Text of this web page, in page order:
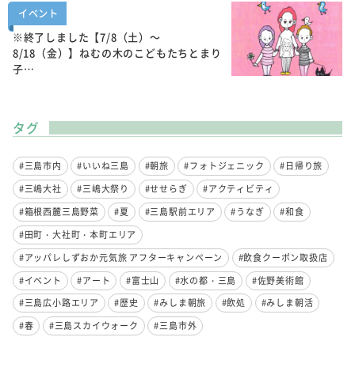
イベント
※終了しました【7/8（土）～
8/18（金）】ねむの木のこどもたちとまり
子…
タグ
#三島市内 #いいね三島 #朝旅 #フォトジェニック
#日帰り旅
#三嶋大社
#三嶋大祭り #せせらぎ
#アクティビティ
#箱根西麓三島野菜
#夏 #三島駅前エリア #うなぎ
#和食
#田町・大社町・本町エリア
#アッパレしずおか元気旅 アフターキャンペーン
#飲食クーポン取扱店
#イベント
#アート #富士山 #水の都・三島
#佐野美術館
#三島広小路エリア
#歴史 #みしま朝旅 #飲処
#みしま朝活
#春
#三島スカイウォーク #三島市外